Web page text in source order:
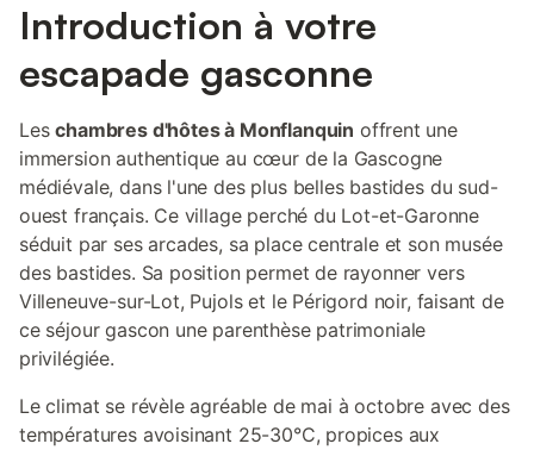
Introduction à votre
escapade gasconne
Leschambres d'hôtes à Monflanquin offrent une
immersion authentique au cœur de la Gascogne
médiévale, dans l'une des plus belles bastides du sud-
ouest français. Ce village perché du Lot-et-Garonne
séduit par ses arcades, sa place centrale et son musée
des bastides. Sa position permet de rayonner vers
Villeneuve-sur-Lot, Pujols et le Périgord noir, faisant de
ce séjour gascon une parenthèse patrimoniale
privilégiée.
Le climat se révèle agréable de mai à octobre avec des
températures avoisinant 25-30°C, propices aux